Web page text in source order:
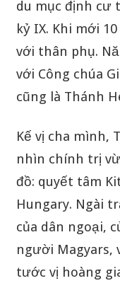
du mục định cư
kỷ IX. Khi mới
với thân phụ.
với Công chúa
cũng là Thánh
Kế vị cha mình,
nhìn chính trị
đồ: quyết tâm
Hungary. Ngài
của dân ngoại,
người Magyars,
tước vị hoàng